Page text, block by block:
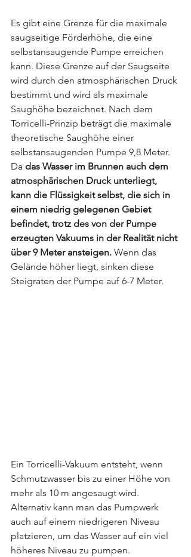
Es gibt eine Grenze für die maximale
saugseitige Förderhöhe, die eine
selbstansaugende Pumpe erreichen
kann. Diese Grenze auf der Saugseite
wird durch den atmosphärischen Druck
bestimmt und wird als maximale
Saughöhe bezeichnet. Nach dem
Torricelli-Prinzip beträgt die maximale
theoretische Saughöhe einer
selbstansaugenden Pumpe 9,8 Meter.
Da das Wasser im Brunnen auch dem
atmosphärischen Druck unterliegt,
kann die Flüssigkeit selbst, die sich in
einem niedrig gelegenen Gebiet
befindet, trotz des von der Pumpe
erzeugten Vakuums in der Realität nicht
über 9 Meter ansteigen. Wenn das
Gelände höher liegt, sinken diese
Steigraten der Pumpe auf 6-7 Meter.
Ein Torricelli-Vakuum entsteht, wenn
Schmutzwasser bis zu einer Höhe von
mehr als 10 m angesaugt wird.
Alternativ kann man das Pumpwerk
auch auf einem niedrigeren Niveau
platzieren, um das Wasser auf ein viel
höheres Niveau zu pumpen.